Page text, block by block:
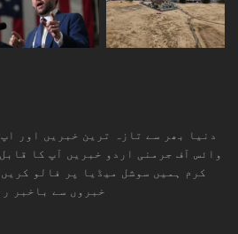
دنیا بھر سے تازہ ترین خبریں اور
وائس آف جرمنی اردو خبریں آپ کا
کرم ہمیں سوشل میڈیا پر فالو
خبروں سے باخبر